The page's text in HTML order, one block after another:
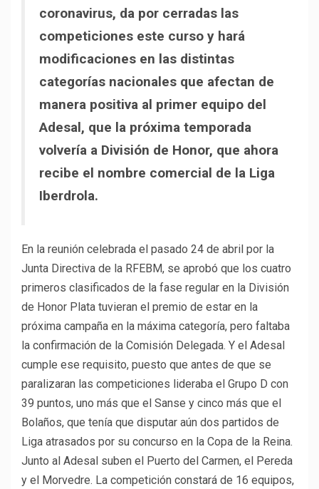
coronavirus, da por cerradas las
competiciones este curso y hará
modificaciones en las distintas
categorías nacionales que afectan de
manera positiva al primer equipo del
Adesal, que la próxima temporada
volvería a División de Honor, que ahora
recibe el nombre comercial de la Liga
Iberdrola.
En la reunión celebrada el pasado 24 de abril por la
Junta Directiva de la RFEBM, se aprobó que los cuatro
primeros clasificados de la fase regular en la División
de Honor Plata tuvieran el premio de estar en la
próxima campaña en la máxima categoría, pero faltaba
la confirmación de la Comisión Delegada. Y el Adesal
cumple ese requisito, puesto que antes de que se
paralizaran las competiciones lideraba el Grupo D con
39 puntos, uno más que el Sanse y cinco más que el
Bolaños, que tenía que disputar aún dos partidos de
Liga atrasados por su concurso en la Copa de la Reina.
Junto al Adesal suben el Puerto del Carmen, el Pereda
y el Morvedre. La competición constará de 16 equipos,